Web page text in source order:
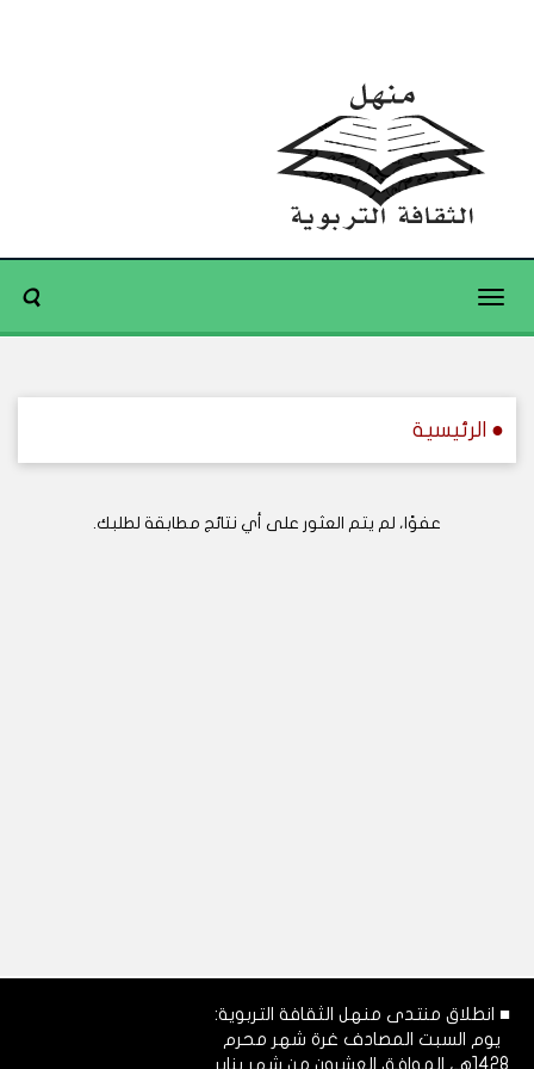
Toggle
● الرئيسية
عفوًا، لم يتم العثور على أي نتائج مطابقة لطلبك.
■ انطلاق منتدى منهل الثقافة التربوية:
يوم السبت المصادف غرة شهر محرم
1428هـ، الموافق العشرون من شهر يناير